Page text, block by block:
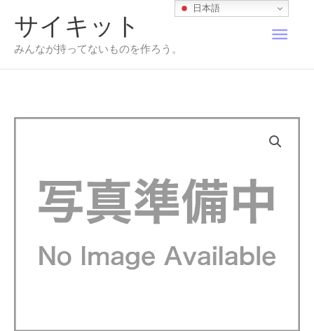
キ
サイキット
みんなが持ってないものを作ろう。
メ
イ
メ
ュ
ー
日本語